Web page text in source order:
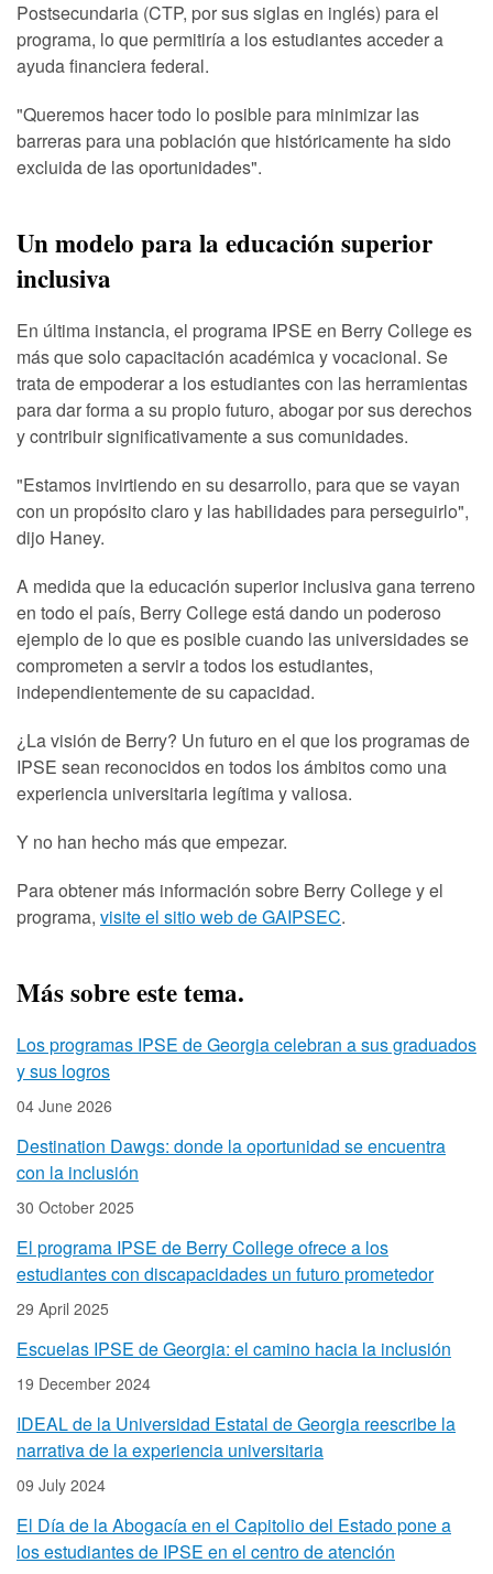
Postsecundaria (CTP, por sus siglas en inglés) para el
programa, lo que permitiría a los estudiantes acceder a
ayuda financiera federal.
"Queremos hacer todo lo posible para minimizar las
barreras para una población que históricamente ha sido
excluida de las oportunidades".
Un modelo para la educación superior
inclusiva
En última instancia, el programa IPSE en Berry College es
más que solo capacitación académica y vocacional. Se
trata de empoderar a los estudiantes con las herramientas
para dar forma a su propio futuro, abogar por sus derechos
y contribuir significativamente a sus comunidades.
"Estamos invirtiendo en su desarrollo, para que se vayan
con un propósito claro y las habilidades para perseguirlo",
dijo Haney.
A medida que la educación superior inclusiva gana terreno
en todo el país, Berry College está dando un poderoso
ejemplo de lo que es posible cuando las universidades se
comprometen a servir a todos los estudiantes,
independientemente de su capacidad.
¿La visión de Berry? Un futuro en el que los programas de
IPSE sean reconocidos en todos los ámbitos como una
experiencia universitaria legítima y valiosa.
Y no han hecho más que empezar.
Para obtener más información sobre Berry College y el
programa, visite el sitio web de GAIPSEC.
Más sobre este tema.
Los programas IPSE de Georgia celebran a sus graduados
y sus logros
04 June 2026
Destination Dawgs: donde la oportunidad se encuentra
con la inclusión
30 October 2025
El programa IPSE de Berry College ofrece a los
estudiantes con discapacidades un futuro prometedor
29 April 2025
Escuelas IPSE de Georgia: el camino hacia la inclusión
19 December 2024
IDEAL de la Universidad Estatal de Georgia reescribe la
narrativa de la experiencia universitaria
09 July 2024
El Día de la Abogacía en el Capitolio del Estado pone a
los estudiantes de IPSE en el centro de atención